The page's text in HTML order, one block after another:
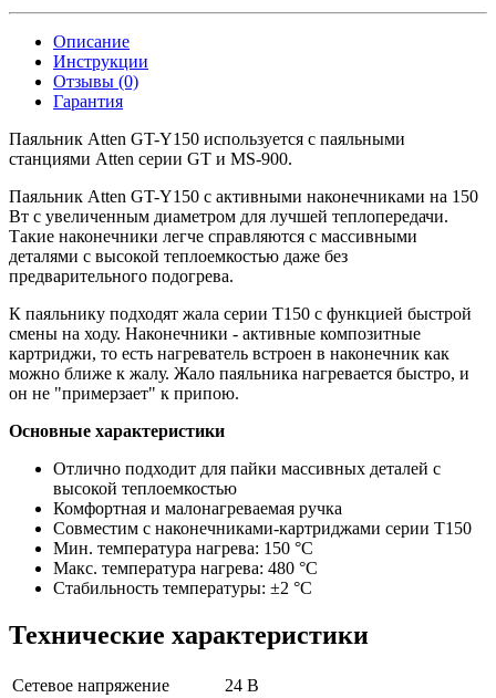
Описание
Инструкции
Отзывы (0)
Гарантия
Паяльник Atten GT-Y150 используется с паяльными
станциями Atten серии GT и MS-900.
Паяльник Atten GT-Y150 с активными наконечниками на 150
Вт с увеличенным диаметром для лучшей теплопередачи.
Такие наконечники легче справляются с массивными
деталями с высокой теплоемкостью даже без
предварительного подогрева.
К паяльнику подходят жала серии T150 с функцией быстрой
смены на ходу. Наконечники - активные композитные
картриджи, то есть нагреватель встроен в наконечник как
можно ближе к жалу. Жало паяльника нагревается быстро, и
он не "примерзает" к припою.
Основные характеристики
Отлично подходит для пайки массивных деталей с
высокой теплоемкостью
Комфортная и малонагреваемая ручка
Совместим с наконечниками-картриджами серии T150
Мин. температура нагрева: 150 °C
Макс. температура нагрева: 480 °C
Стабильность температуры: ±2 °C
Технические характеристики
Сетевое напряжение
24 В